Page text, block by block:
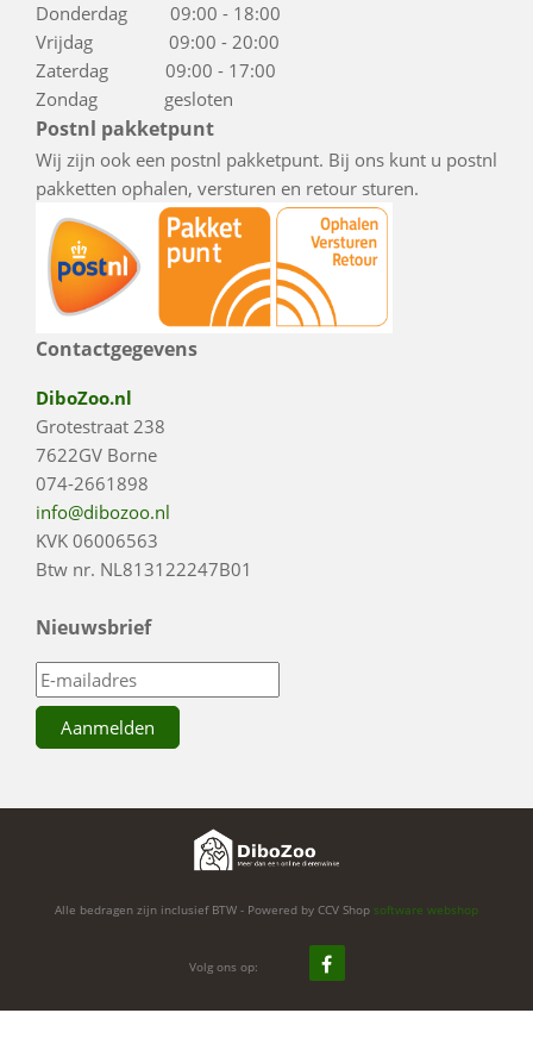
Donderdag 09:00 - 18:00
Vrijdag 09:00 - 20:00
Zaterdag 09:00 - 17:00
Zondag gesloten
Postnl pakketpunt
Wij zijn ook een postnl pakketpunt. Bij ons kunt u postnl
pakketten ophalen, versturen en retour sturen.
Contactgegevens
DiboZoo.nl
Grotestraat 238
7622GV Borne
074-2661898
info@dibozoo.nl
KVK 06006563
Btw nr. NL813122247B01
Nieuwsbrief
Alle bedragen zijn inclusief BTW - Powered by CCV Shop software webshop
Volg ons op: